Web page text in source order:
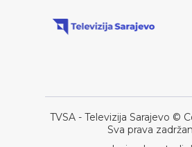
TVSA - Televizija Sarajevo ©
Sva prava